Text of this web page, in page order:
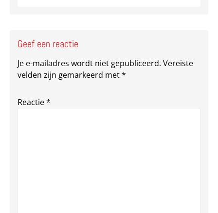
Geef een reactie
Je e-mailadres wordt niet gepubliceerd. Vereiste
velden zijn gemarkeerd met*
Reactie*